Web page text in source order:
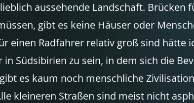
aussehende Landschaft. Brücken
gibt es keine Häuser oder
einen Radfahrer relativ groß sind hätte
Südsibirien zu sein, in dem sich die
es kaum noch menschliche
kleineren Straßen sind meist nicht